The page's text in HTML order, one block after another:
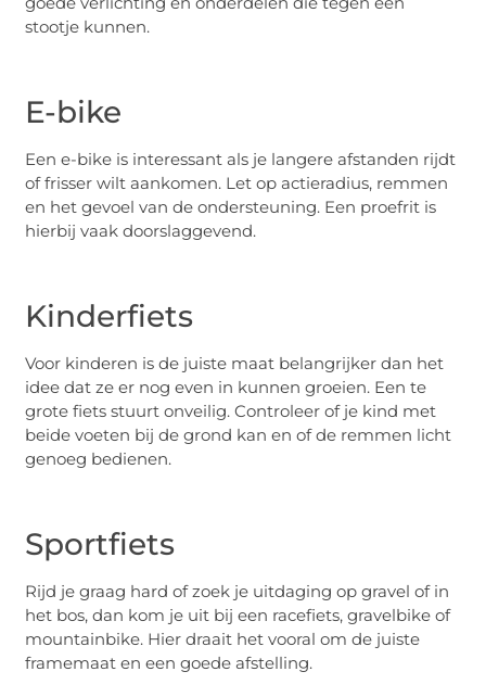
stootje kunnen.
E-bike
Een e-bike is interessant als je langere afstanden rijdt
of frisser wilt aankomen. Let op actieradius, remmen
en het gevoel van de ondersteuning. Een proefrit is
hierbij vaak doorslaggevend.
Kinderfiets
Voor kinderen is de juiste maat belangrijker dan het
idee dat ze er nog even in kunnen groeien. Een te
grote fiets stuurt onveilig. Controleer of je kind met
beide voeten bij de grond kan en of de remmen licht
genoeg bedienen.
Sportfiets
Rijd je graag hard of zoek je uitdaging op gravel of in
het bos, dan kom je uit bij een racefiets, gravelbike of
mountainbike. Hier draait het vooral om de juiste
framemaat en een goede afstelling.